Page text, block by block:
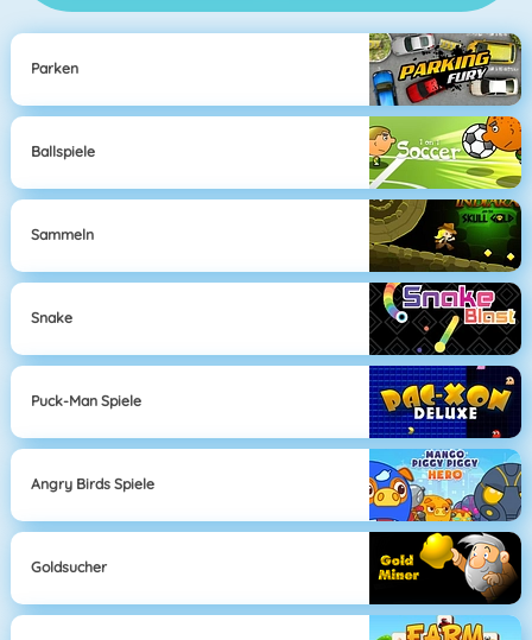
Parken
Ballspiele
Sammeln
Snake
Puck-Man Spiele
Angry Birds Spiele
Goldsucher